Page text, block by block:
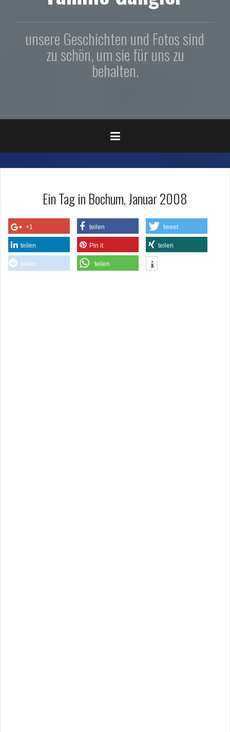
unsere Geschichten und Fotos sind
zu schön, um sie für uns zu
behalten.
Ein Tag in Bochum, Januar 2008
+1 teilen tweet
teilen Pin it teilen
teilen teilen